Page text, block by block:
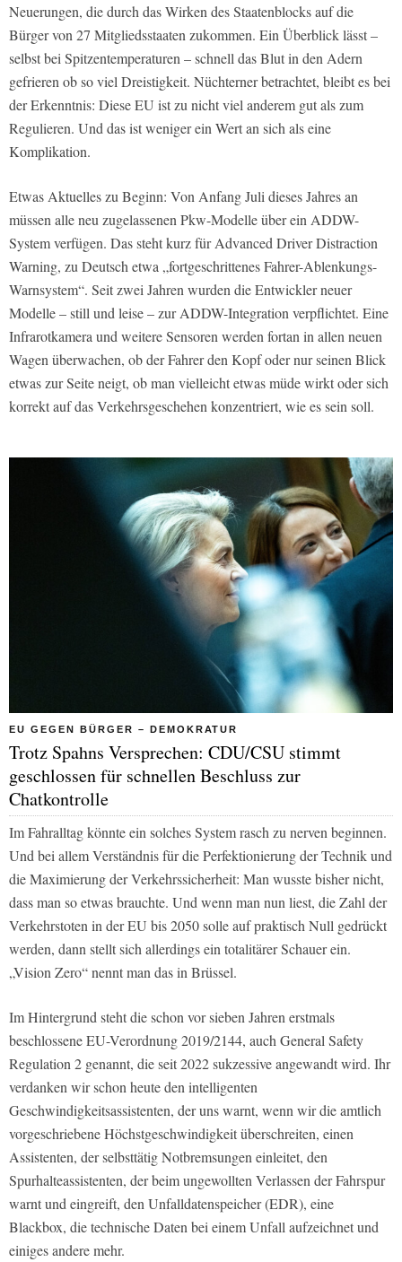
Neuerungen, die durch das Wirken des Staatenblocks auf die
Bürger von 27 Mitgliedsstaaten zukommen. Ein Überblick lässt –
selbst bei Spitzentemperaturen – schnell das Blut in den Adern
gefrieren ob so viel Dreistigkeit. Nüchterner betrachtet, bleibt es bei
der Erkenntnis: Diese EU ist zu nicht viel anderem gut als zum
Regulieren. Und das ist weniger ein Wert an sich als eine
Komplikation.
Etwas Aktuelles zu Beginn: Von Anfang Juli dieses Jahres an
müssen alle neu zugelassenen Pkw-Modelle über ein ADDW-
System verfügen. Das steht kurz für Advanced Driver Distraction
Warning, zu Deutsch etwa „fortgeschrittenes Fahrer-Ablenkungs-
Warnsystem“. Seit zwei Jahren wurden die Entwickler neuer
Modelle – still und leise – zur ADDW-Integration verpflichtet. Eine
Infrarotkamera und weitere Sensoren werden fortan in allen neuen
Wagen überwachen, ob der Fahrer den Kopf oder nur seinen Blick
etwas zur Seite neigt, ob man vielleicht etwas müde wirkt oder sich
korrekt auf das Verkehrsgeschehen konzentriert, wie es sein soll.
EU GEGEN BÜRGER – DEMOKRATUR
Trotz Spahns Versprechen: CDU/CSU stimmt
geschlossen für schnellen Beschluss zur
Chatkontrolle
Im Fahralltag könnte ein solches System rasch zu nerven beginnen.
Und bei allem Verständnis für die Perfektionierung der Technik und
die Maximierung der Verkehrssicherheit: Man wusste bisher nicht,
dass man so etwas brauchte. Und wenn man nun liest, die Zahl der
Verkehrstoten in der EU bis 2050 solle auf praktisch Null gedrückt
werden, dann stellt sich allerdings ein totalitärer Schauer ein.
„Vision Zero“ nennt man das in Brüssel.
Im Hintergrund steht die schon vor sieben Jahren erstmals
beschlossene EU-Verordnung 2019/2144, auch General Safety
Regulation 2 genannt, die seit 2022 sukzessive angewandt wird. Ihr
verdanken wir schon heute den intelligenten
Geschwindigkeitsassistenten, der uns warnt, wenn wir die amtlich
vorgeschriebene Höchstgeschwindigkeit überschreiten, einen
Assistenten, der selbsttätig Notbremsungen einleitet, den
Spurhalteassistenten, der beim ungewollten Verlassen der Fahrspur
warnt und eingreift, den Unfalldatenspeicher (EDR), eine
Blackbox, die technische Daten bei einem Unfall aufzeichnet und
einiges andere mehr.